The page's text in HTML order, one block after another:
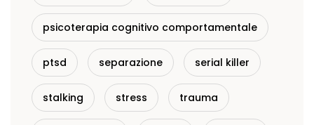
psicoterapia cognitivo comportamentale
ptsd separazione serial killer
stalking stress trauma